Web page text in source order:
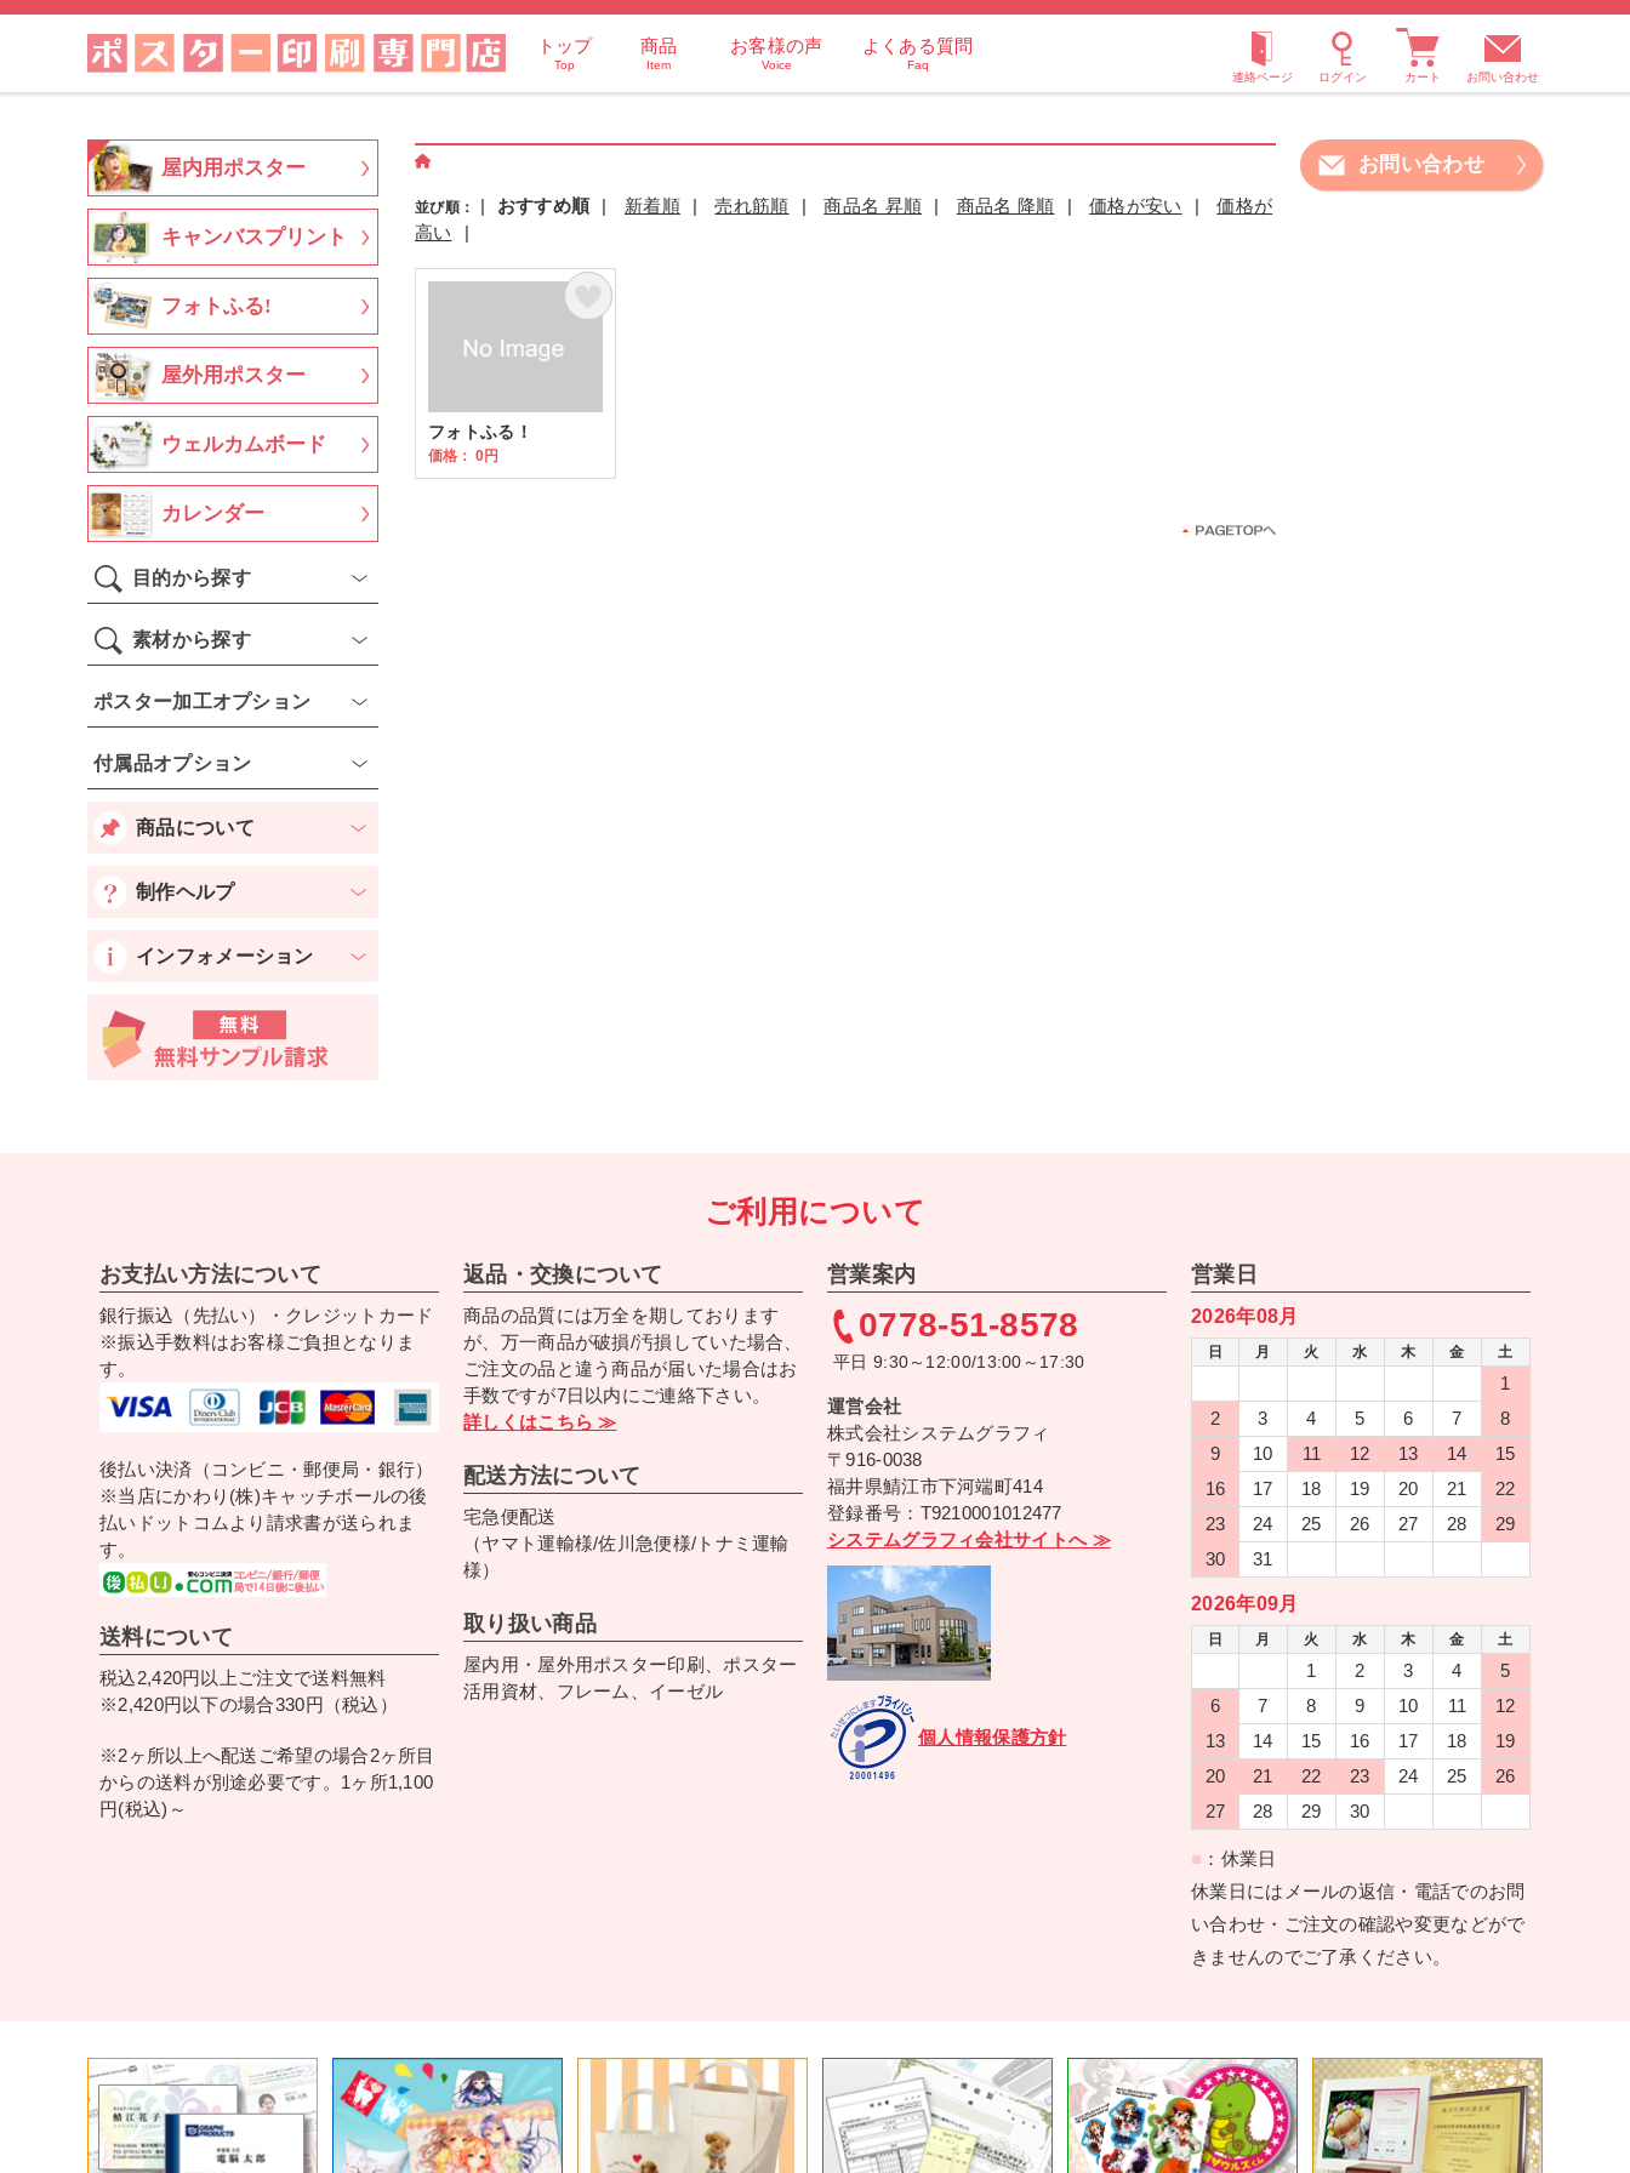
トップ
Top
商品
Item
お客様の声
Voice
よくある質問
Faq
お問い合わせ
並び順： | おすすめ順 | 新着順 | 売れ筋順 | 商品名 昇順 | 商品名 降順 | 価格が安い |
価格が
高い
|
フォトふる！
価格： 0円
お問い合わせ
屋内用ポスター
キャンバスプリント
フォトふる!
屋外用ポスター
ウェルカムボード
カレンダー
目的から探す
素材から探す
ポスター加工オプション
付属品オプション
商品について
制作ヘルプ
インフォメーション
ご利用について
お支払い方法について
銀行振込（先払い）・クレジットカード
※振込手数料はお客様ご負担となりま
す。
後払い決済（コンビニ・郵便局・銀行）
※当店にかわり(株)キャッチボールの後
払いドットコムより請求書が送られま
す。
送料について
税込2,420円以上ご注文で送料無料
※2,420円以下の場合330円（税込）
※2ヶ所以上へ配送ご希望の場合2ヶ所目
からの送料が別途必要です。1ヶ所1,100
円(税込)～
返品・交換について
商品の品質には万全を期しております
が、万一商品が破損/汚損していた場合、
ご注文の品と違う商品が届いた場合はお
手数ですが7日以内にご連絡下さい。
詳しくはこちら ≫
配送方法について
宅急便配送
（ヤマト運輸様/佐川急便様/トナミ運輸
様）
取り扱い商品
屋内用・屋外用ポスター印刷、ポスター
活用資材、フレーム、イーゼル
営業案内
0778-51-8578
平日 9:30～12:00/13:00～17:30
運営会社
株式会社システムグラフィ
〒916-0038
福井県鯖江市下河端町414
登録番号：T9210001012477
システムグラフィ会社サイトへ ≫
個人情報保護方針
営業日
2026年08月
日 月 火 水 木 金 土
1
2
3 4 5 6 7
8
9
10 11 12 13 14
15
16
17 18 19 20 21
22
23
24 25 26 27 28
29
30
31
2026年09月
日 月 火 水 木 金 土
1 2 3 4
5
6
7 8 9 10 11
12
13
14 15 16 17 18
19
20
21 22 23 24 25
26
27
28 29 30
■ ：休業日
休業日にはメールの返信・電話でのお問
い合わせ・ご注文の確認や変更などがで
きませんのでご了承ください。